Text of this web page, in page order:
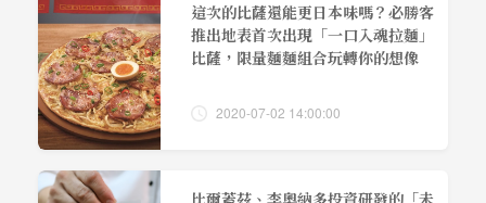
這次的比薩還能更日本味嗎？必勝客
推出地表首次出現「一口入魂拉麵」
比薩，限量麵麵組合玩轉你的想像
2020-07-02 14:00:00